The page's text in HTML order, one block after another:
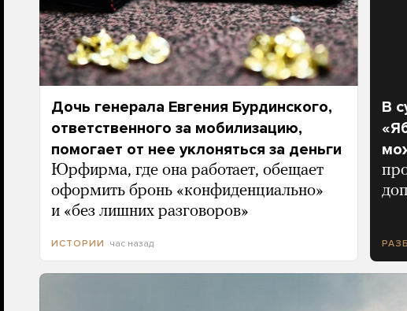
Дочь генерала Евгения Бурдинского,
ответственного за мобилизацию,
помогает от нее уклоняться за деньги
Юрфирма, где она работает, обещает
оформить бронь «конфиденциально»
и «без лишних разговоров»
ИСТОРИИ час назад
В